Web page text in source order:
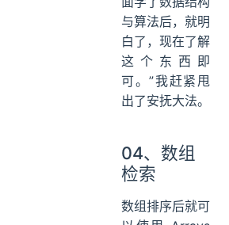
与算法后，就明
白了，现在了解
这个东西即
可。”我赶紧甩
出了安抚大法。
04、数组
检索
数组排序后就可